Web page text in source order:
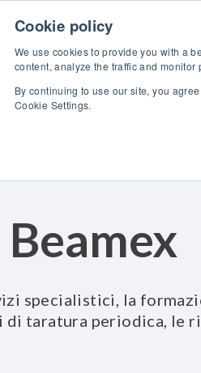
Cookie policy
We use cookies to provide you with a
content, analyze the traffic and monitor
By continuing to use our site, you
Cookie Settings.
specialistici, la
taratura periodica, le